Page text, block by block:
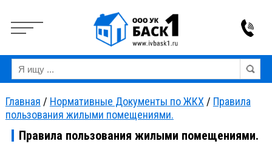
Версия для слабовидящих: Вкл Изображения: Выкл
Главная / Нормативные Документы по ЖКХ / Правила
пользования жилыми помещениями.
Правила пользования жилыми помещениями.